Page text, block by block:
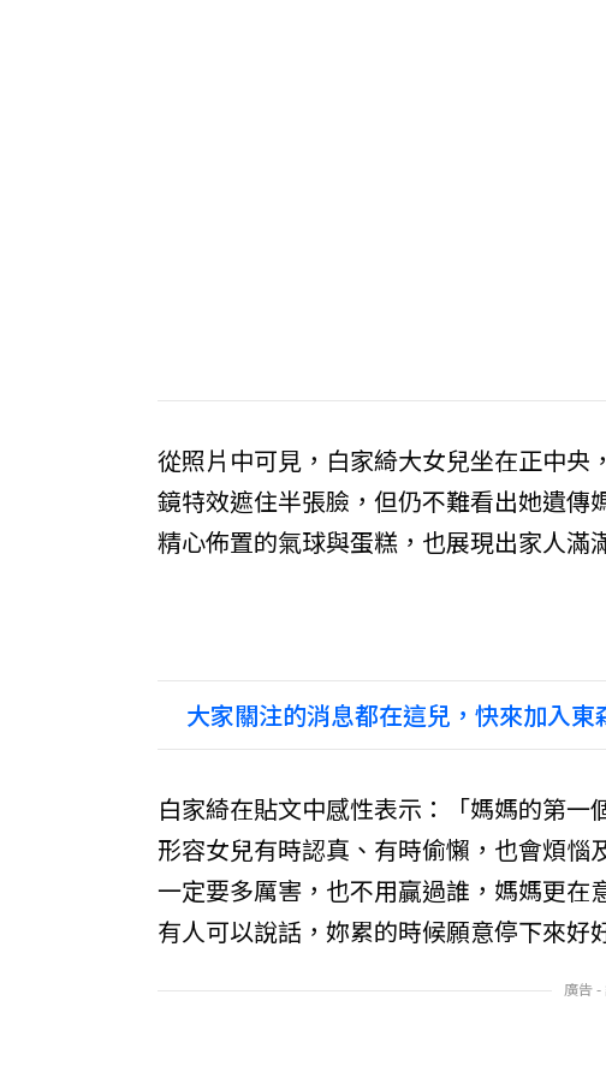
從照片中可見，白家綺大女兒坐在正中
鏡特效遮住半張臉，但仍不難看出她遺
精心佈置的氣球與蛋糕，也展現出家人滿
大家關注的消息都在這兒，快來加入東
白家綺在貼文中感性表示：「媽媽的第
形容女兒有時認真、有時偷懶，也會煩
一定要多厲害，也不用贏過誰，媽媽更
有人可以說話，妳累的時候願意停下來好
廣告 -